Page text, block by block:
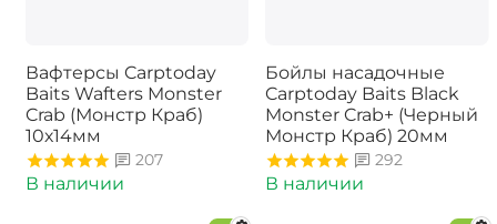
Вафтерсы Carptoday
Baits Wafters Monster
Crab (Монстр Краб)
10х14мм
207
В наличии
Бойлы насадочные
Carptoday Baits Black
Monster Crab+ (Черный
Монстр Краб) 20мм
292
В наличии